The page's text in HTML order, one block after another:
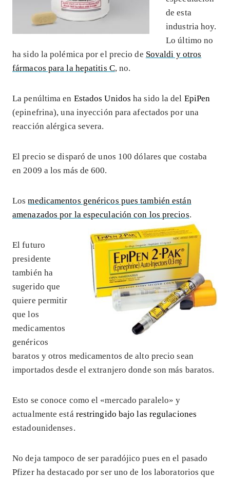
de esta
industria hoy.
Lo último no
ha sido la polémica por el precio de Sovaldi y otros
fármacos para la hepatitis C, no.
La penúltima en Estados Unidosha sido la del EpiPen
(epinefrina), una inyección para afectados por una
reacción alérgica severa.
El precio se disparó de unos 100 dólares que costaba
en 2009 a los más de 600.
Losmedicamentos genéricos pues también están
amenazados por la especulación con los precios.
El futuro
presidente
también ha
sugerido que
quiere permitir
que los
medicamentos
genéricos
baratos y otros medicamentos de alto precio sean
importados desde el extranjero donde son más baratos.
Esto se conoce como el «mercado paralelo» y
actualmente está restringido bajo las regulaciones
estadounidenses.
No deja tampoco de ser paradójico pues en el pasado
Pfizer ha destacado por ser uno de los laboratorios que